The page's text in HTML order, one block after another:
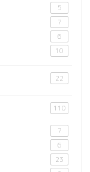
5
7
6
10
22
110
7
6
23